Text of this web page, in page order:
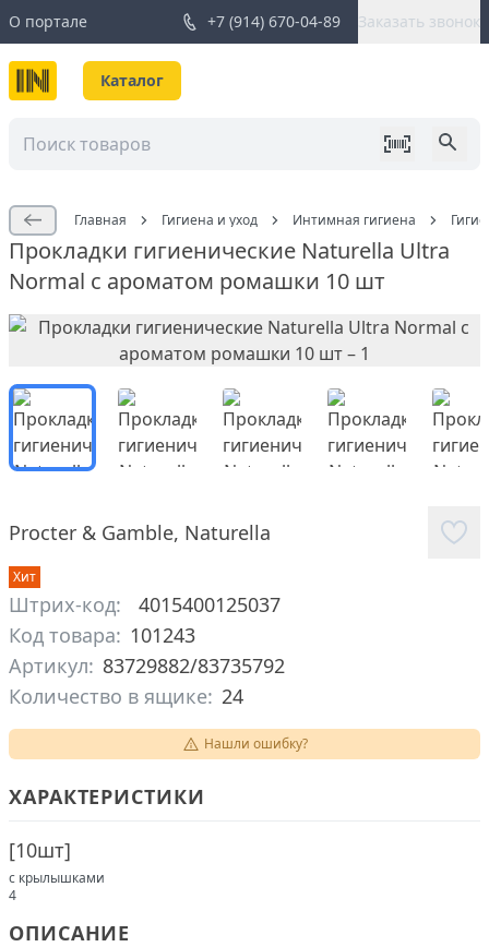
О портале +7 (914) 670-04-89 Заказать звонок
Каталог
Главная Гигиена и уход Интимная гигиена
Прокладки гигиенические Naturella Ultra
Normal c ароматом ромашки 10 шт
Procter & Gamble, Naturella
Хит
Штрих-код:
4015400125037
Код товара: 101243
Артикул: 83729882/83735792
Количество в ящике: 24
Нашли ошибку?
ХАРАКТЕРИСТИКИ
[10шт]
с крылышками
4
ОПИСАНИЕ